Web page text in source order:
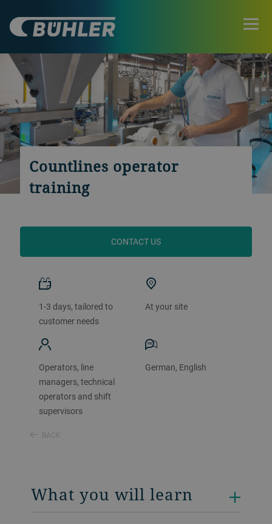
Countlines operator
training
CONTACT US
1-3 days, tailored to
customer needs
At your site
Operators, line
managers, technical
operators and shift
supervisors
German, English
BACK
What you will learn